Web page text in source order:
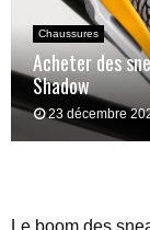
Chaussures
Acheter des
Shadow
23 décembre
Le boom des